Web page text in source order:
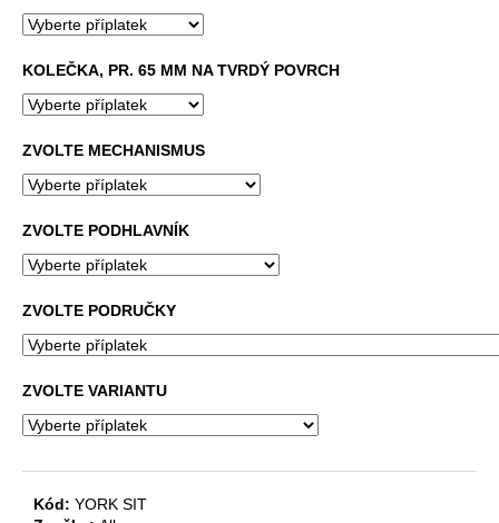
KOLEČKA, PR. 65 MM NA TVRDÝ POVRCH
ZVOLTE MECHANISMUS
ZVOLTE PODHLAVNÍK
ZVOLTE PODRUČKY
ZVOLTE VARIANTU
Kód: YORK SIT
STŮL
400,
180
80
CM
610
Původně:
900
Kč